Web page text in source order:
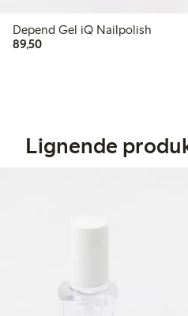
Depend Gel iQ Nailpolish
89,5089,50 kr
Lignende